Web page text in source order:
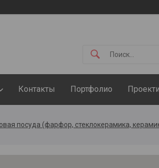
Контакты Портфолио
посуда (фарфор, стеклокерамика,